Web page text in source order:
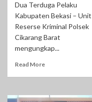
Dua Terduga Pelaku
Kabupaten Bekasi – Unit
Reserse Kriminal Polsek
Cikarang Barat
mengungkap...
Read More